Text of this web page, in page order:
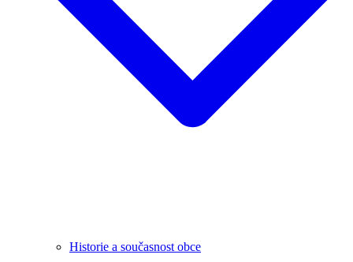
Historie a současnost obce